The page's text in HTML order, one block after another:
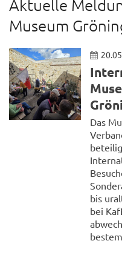
Aktuelle
Museum
Das
bis
bei